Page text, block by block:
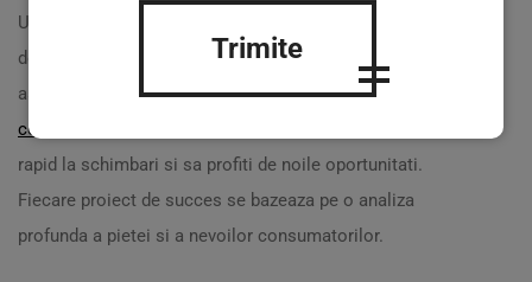
Un expert in smart-contracte pe blockchain-ul TON nu
doar ca realizeaza contractele, dar are si o viziune
asupra tendintelor pietei. Aceasta poate oferi
competitive
rapid la schimbari si sa profiti de noile oportunitati.
Fiecare proiect de succes se bazeaza pe o analiza
profunda a pietei si a nevoilor consumatorilor.
Trimite